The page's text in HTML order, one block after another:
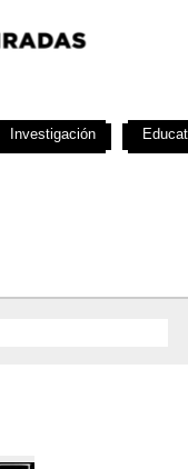
Investigación